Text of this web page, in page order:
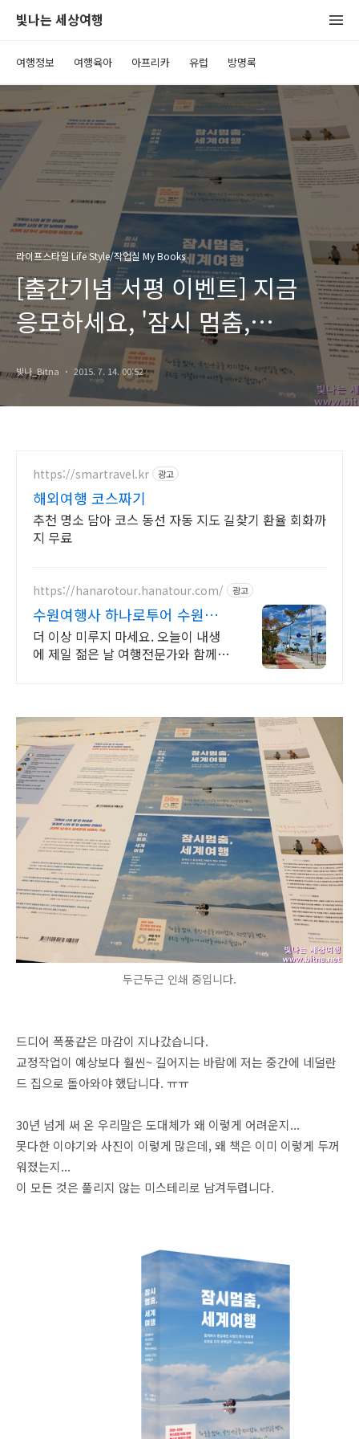
빛나는 세상여행
여행정보 여행육아 아프리카 유럽 방명록
라이프스타일 Life Style/작업실 My Books
[출간기념 서평 이벤트] 지금
응모하세요, '잠시 멈춤,
세계여행'
빛나_Bitna 2015. 7. 14. 00:52
https://smartravel.kr 광고
해외여행 코스짜기
추천 명소 담아 코스 동선 자동 지도 길찾기 환율 회화까
지 무료
https://hanarotour.hanatour.com/ 광고
수원여행사 하나로투어 수원여
행사 기업단체워크샵
더 이상 미루지 마세요. 오늘이 내생
에 제일 젊은 날 여행전문가와 함께하
두근두근 인쇄 중입니다.
드디어 폭풍같은 마감이 지나갔습니다.
교정작업이 예상보다 훨씬~ 길어지는 바람에 저는 중간에 네덜란
드 집으로 돌아와야 했답니다. ㅠㅠ
30년 넘게 써 온 우리말은 도대체가 왜 이렇게 어려운지...
못다한 이야기와 사진이 이렇게 많은데, 왜 책은 이미 이렇게 두꺼
워졌는지...
이 모든 것은 풀리지 않는 미스테리로 남겨두렵니다.